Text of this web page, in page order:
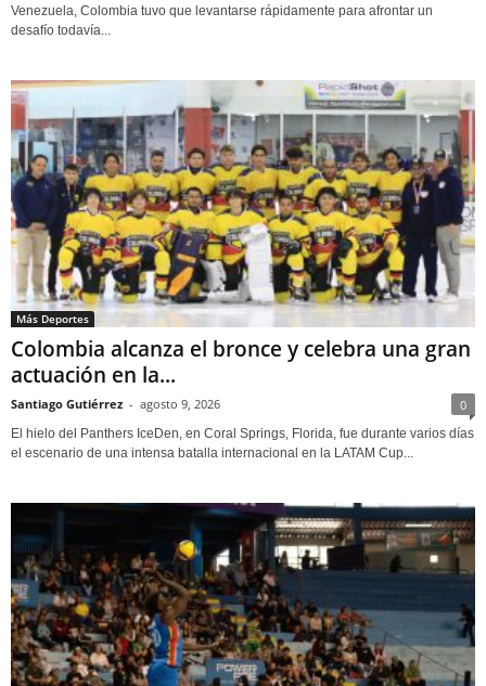
Venezuela, Colombia tuvo que levantarse rápidamente para afrontar un
desafío todavía...
Más Deportes
Colombia alcanza el bronce y celebra una gran
actuación en la...
Santiago Gutiérrez - agosto 9, 2026 0
El hielo del Panthers IceDen, en Coral Springs, Florida, fue durante varios días
el escenario de una intensa batalla internacional en la LATAM Cup...